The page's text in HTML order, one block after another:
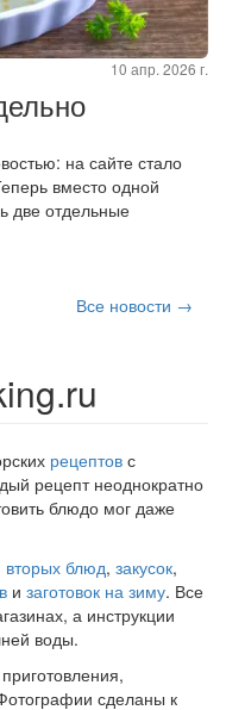
10 апр. 2026 г.
на сайте стало
вместо одной
две отдельные
Все новости →
рецептов с
рецепт неоднократно
блюдо мог даже
вторых блюд, закусок,
и заготовок на зиму. Все
а инструкции
воды.
сделаны к